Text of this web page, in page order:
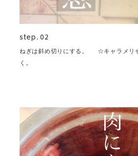
step. 02
ねぎは斜め切りにする。 ☆キャラメリ
く。